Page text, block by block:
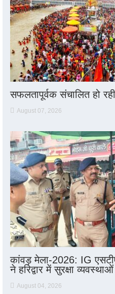
सफलतापूर्वक संचालित हो
August 07, 2026
कांवड़ मेला-2026: IG
ने हरिद्वार में सुरक्षा
August 04, 2026